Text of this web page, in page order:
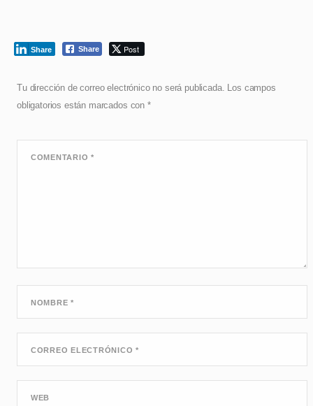
Share Post
Share
Tu dirección de correo electrónico no será publicada. Los campos
obligatorios están marcados con *
COMENTARIO*
NOMBRE*
CORREO ELECTRÓNICO*
WEB